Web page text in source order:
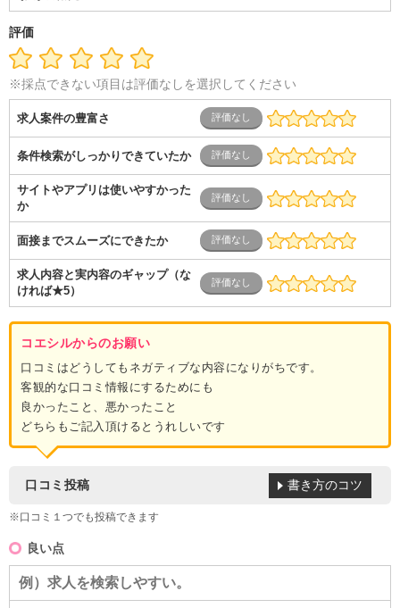
評価
※採点できない項目は評価なしを選択してください
求人案件の豊富さ
条件検索がしっかりできていたか
サイトやアプリは使いやすかった
か
面接までスムーズにできたか
求人内容と実内容のギャップ（な
ければ★5）
コエシルからのお願い
口コミはどうしてもネガティブな内容になりがちです。
客観的な口コミ情報にするためにも
良かったこと、悪かったこと
どちらもご記入頂けるとうれしいです
口コミ投稿
※口コミ１つでも投稿できます
書き方のコツ
良い点